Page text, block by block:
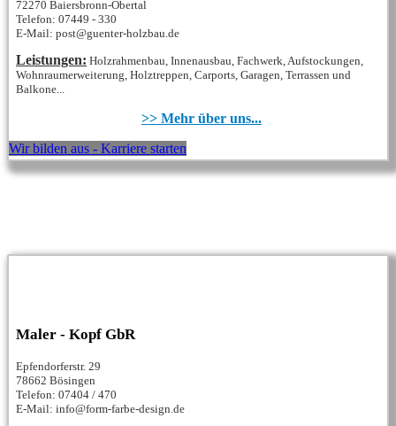
72270 Baiersbronn-Obertal
Telefon: 07449 - 330
E-Mail: post@guenter-holzbau.de
Leistungen: Holzrahmenbau, Innenausbau, Fachwerk, Aufstockungen,
Wohnraumerweiterung, Holztreppen, Carports, Garagen, Terrassen und
Balkone...
>> Mehr über uns...
Wir bilden aus - Karriere starten
Maler - Kopf GbR
Epfendorferstr. 29
78662 Bösingen
Telefon: 07404 / 470
E-Mail: info@form-farbe-design.de